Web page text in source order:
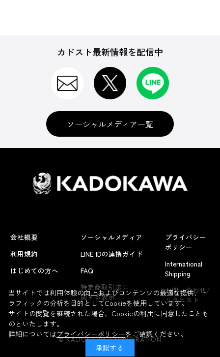
カドスト最新情報を配信中
ソーシャルメディア一覧
会社概要
利用規約
はじめての方へ
ソーシャルメディア
LINE IDの連携ガイド
FAQ
特定商取引法に
関する表示
プライバシー
ポリシー
International
Shipping
お問い合わせ/
リクエスト
© KADOKAWA CORPORATION
当サイトでは利用体験の向上およびコンテンツの最適な提供、ト
ラフィックの分析を目的としてCookieを使用しています。
サイトの閲覧を継続された場合、Cookieの利用に同意したことも
のといたします。
詳細についてはプライバシーポリシーをご確認ください。
承諾する